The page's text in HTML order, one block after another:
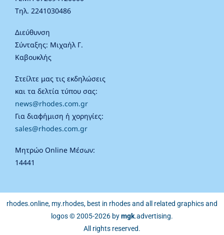
Τηλ. 2241030486
Διεύθυνση
Σύνταξης: Μιχαήλ Γ.
Καβουκλής
Στείλτε μας τις εκδηλώσεις
και τα δελτία τύπου σας:
news@rhodes.com.gr
Για διαφήμιση ή χορηγίες:
sales@rhodes.com.gr
Μητρώο Online Μέσων:
14441
rhodes.online, my.rhodes, best in rhodes and all related graphics and
logos © 2005-2026 bymgk.advertising.
All rights reserved.